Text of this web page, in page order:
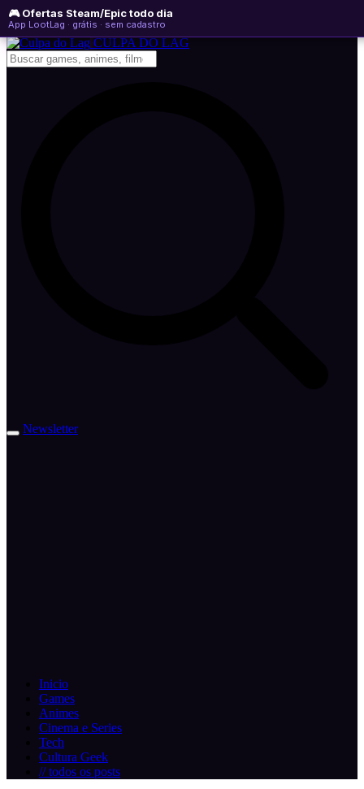
🎮 Ofertas Steam/Epic todo dia
App LootLag · grátis · sem cadastro
sexta-feira, 07 de agosto de 2026
Newsletter
CULPA DO LAG
Newsletter
Inicio
Games
Animes
Cinema e Series
Tech
Cultura Geek
// todos os posts